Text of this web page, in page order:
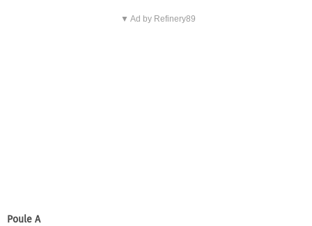
▼ Ad by Refinery89
Poule A